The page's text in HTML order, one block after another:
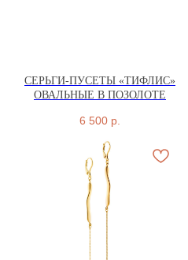
СЕРЬГИ-ПУСЕТЫ «ТИФЛИС»
ОВАЛЬНЫЕ В ПОЗОЛОТЕ
6 500 р.